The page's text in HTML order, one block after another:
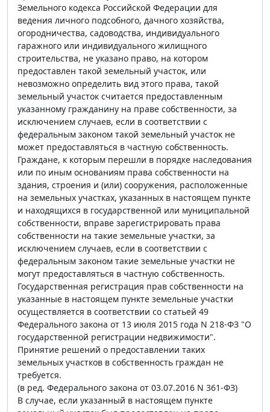
Земельного кодекса Российской Федерации для
ведения личного подсобного, дачного хозяйства,
огородничества, садоводства, индивидуального
гаражного или индивидуального жилищного
строительства, не указано право, на котором
предоставлен такой земельный участок, или
невозможно определить вид этого права, такой
земельный участок считается предоставленным
указанному гражданину на праве собственности, за
исключением случаев, если в соответствии с
федеральным законом такой земельный участок не
может предоставляться в частную собственность.
Граждане, к которым перешли в порядке наследования
или по иным основаниям права собственности на
здания, строения и (или) сооружения, расположенные
на земельных участках, указанных в настоящем пункте
и находящихся в государственной или муниципальной
собственности, вправе зарегистрировать права
собственности на такие земельные участки, за
исключением случаев, если в соответствии с
федеральным законом такие земельные участки не
могут предоставляться в частную собственность.
Государственная регистрация прав собственности на
указанные в настоящем пункте земельные участки
осуществляется в соответствии со статьей 49
Федерального закона от 13 июля 2015 года N 218-ФЗ "О
государственной регистрации недвижимости".
Принятие решений о предоставлении таких
земельных участков в собственность граждан не
требуется.
(в ред. Федерального закона от 03.07.2016 N 361-ФЗ)
В случае, если указанный в настоящем пункте